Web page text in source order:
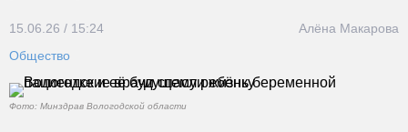
15.06.26 / 15:24
Алёна Макарова
Общество
Фото: Минздрав Вологодской области